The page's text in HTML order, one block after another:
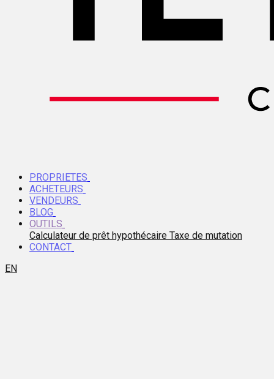
PROPRIETES
ACHETEURS
VENDEURS
BLOG
OUTILS
Calculateur de prêt hypothécaire Taxe de mutation
CONTACT
EN